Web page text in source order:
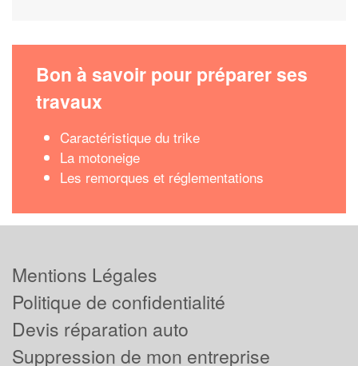
Bon à savoir pour préparer ses
travaux
Caractéristique du trike
La motoneige
Les remorques et réglementations
Mentions Légales
Politique de confidentialité
Devis réparation auto
Suppression de mon entreprise